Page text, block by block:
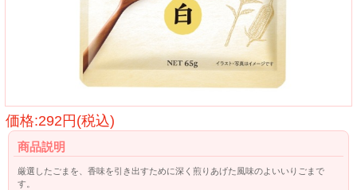
価格:292円(税込)
商品説明
厳選したごまを、香味を引き出すために深く煎りあげた風味のよいいりごまで
す。